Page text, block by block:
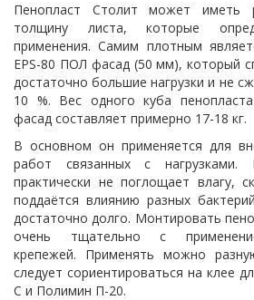
Пенопласт Столит может иметь
толщину листа, которые
применения. Самим плотным
EPS-80 ПОЛ фасад (50 мм), который
достаточно большие нагрузки и не
10 %. Вес одного куба
фасад составляет примерно 17-18 кг.
В основном он применяется для
работ связанных с
практически не поглощает влагу,
поддаётся влиянию разных
достаточно долго. Монтировать
очень тщательно с
крепежей. Применять можно
следует сориентироваться на клее
С и Полимин П-20.